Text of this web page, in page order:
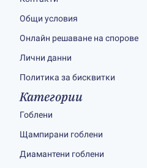
Общи условия
Онлайн решаване на спорове
Лични данни
Политика за бисквитки
Категории
Гоблени
Щампирани гоблени
Диамантени гоблени